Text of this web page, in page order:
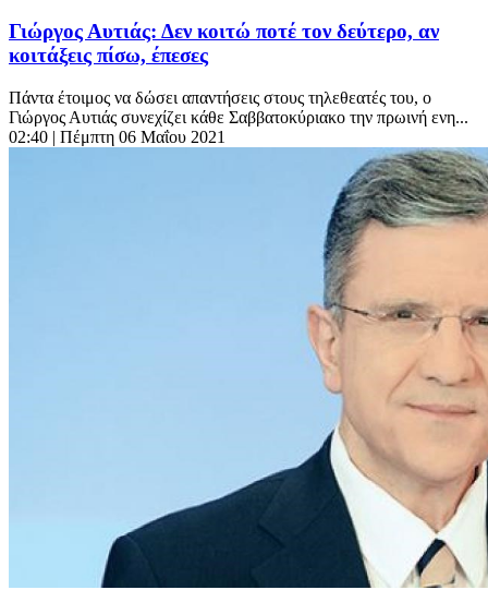
Γιώργος Αυτιάς: Δεν κοιτώ ποτέ τον δεύτερο, αν
κοιτάξεις πίσω, έπεσες
Πάντα έτοιμος να δώσει απαντήσεις στους τηλεθεατές του, ο
Γιώργος Αυτιάς συνεχίζει κάθε Σαββατοκύριακο την πρωινή ενη...
02:40 | Πέμπτη 06 Μαΐου 2021